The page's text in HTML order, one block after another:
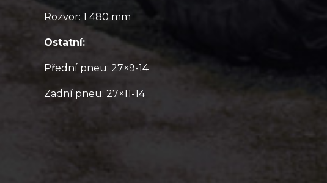
Rozvor: 1 480 mm
Ostatní:
Přední pneu: 27×9-14
Zadní pneu: 27×11-14